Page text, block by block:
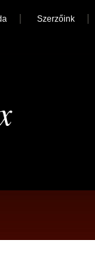
Szerzőink